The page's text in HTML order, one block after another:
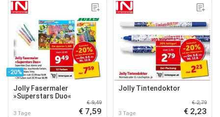
-20%
Jolly Fasermaler
»Superstars Duo«
3 Tage
€ 9,49
€ 7,59
Jolly Tintendoktor
3 Tage
€ 2,79
€ 2,23